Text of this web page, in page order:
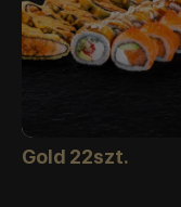
Gold 22szt.